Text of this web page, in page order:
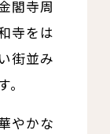
閣寺周
寺をは
街並み
やかな